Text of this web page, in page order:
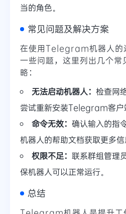
当的角色。
常见问题及解决方案
在使用Telegram机器人的
一些问题，这里列出几个常
略：
无法启动机器人： 检查网
尝试重新安装Telegram客户
命令无效： 确认输入的指
机器人的帮助文档获取更多信
权限不足： 联系群组管理
保机器人可以正常运行。
总结